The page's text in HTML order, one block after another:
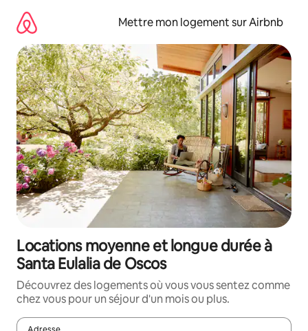
directement
contenu
Mettre mon logement sur Airbnb
Locations moyenne et longue durée à
Santa Eulalia de Oscos
Découvrez des logements où vous vous sentez comme
chez vous pour un séjour d'un mois ou plus.